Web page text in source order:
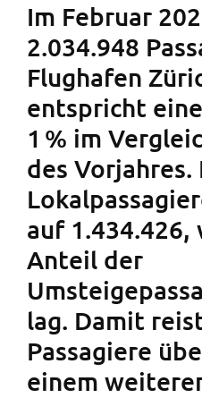
Im Februar
2.034.948
Flughafen
entspricht
1 % im
des Vorjahres.
auf 1.434.426,
Anteil der
lag. Damit
Passagiere
einem